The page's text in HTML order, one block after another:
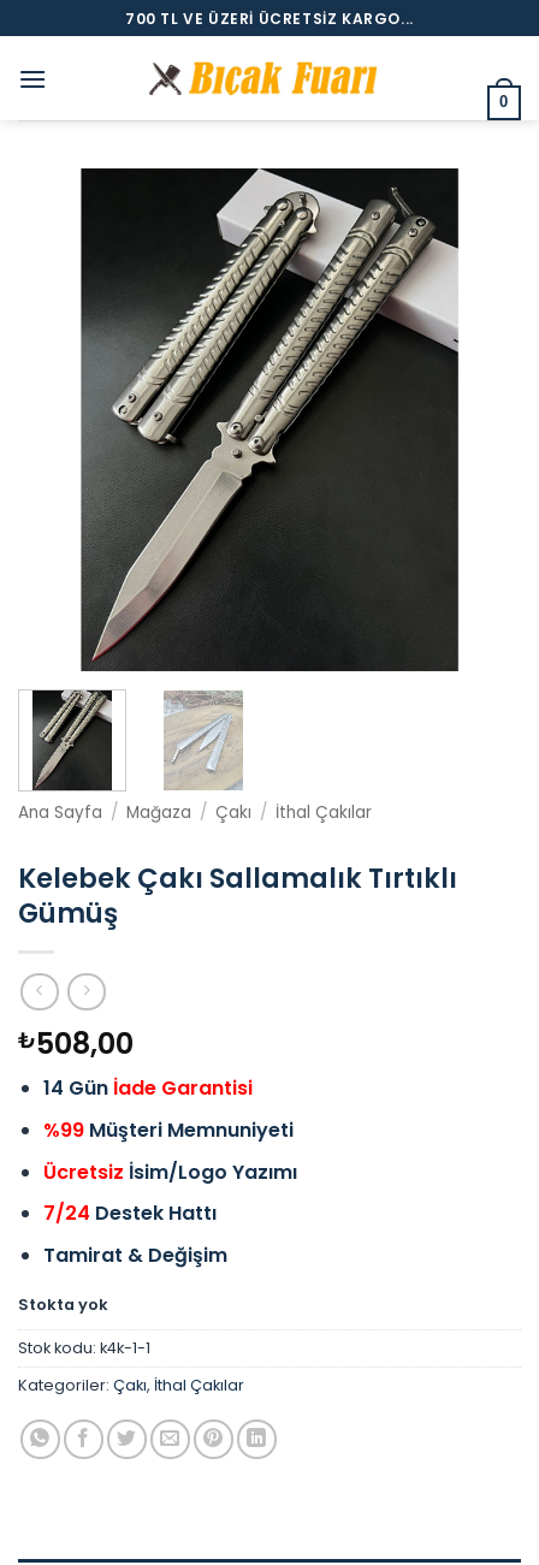
atla
700 TL VE ÜZERI ÜCRETSIZ KARGO...
0
Ana Sayfa / Mağaza / Çakı / İthal Çakılar
Kelebek Çakı Sallamalık Tırtıklı
Gümüş
₺508,00
14 Gün İade Garantisi
%99Müşteri Memnuniyeti
Ücretsiz İsim/Logo Yazımı
7/24 Destek Hattı
Tamirat & Değişim
Stokta yok
Stok kodu: k4k-1-1
Kategoriler: Çakı, İthal Çakılar